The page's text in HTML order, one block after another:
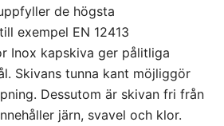
de högsta
exempel EN 12413
Inox kapskiva ger pålitliga
Skivans tunna kant möjliggör
Dessutom är skivan fri från
järn, svavel och klor.